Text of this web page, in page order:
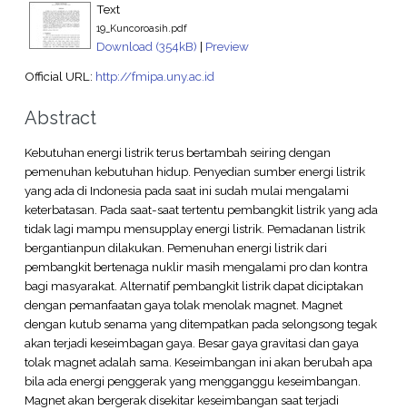
Text
19_Kuncoroasih.pdf
Download (354kB) | Preview
Official URL: http://fmipa.uny.ac.id
Abstract
Kebutuhan energi listrik terus bertambah seiring dengan
pemenuhan kebutuhan hidup. Penyedian sumber energi listrik
yang ada di Indonesia pada saat ini sudah mulai mengalami
keterbatasan. Pada saat-saat tertentu pembangkit listrik yang ada
tidak lagi mampu mensupplay energi listrik. Pemadanan listrik
bergantianpun dilakukan. Pemenuhan energi listrik dari
pembangkit bertenaga nuklir masih mengalami pro dan kontra
bagi masyarakat. Alternatif pembangkit listrik dapat diciptakan
dengan pemanfaatan gaya tolak menolak magnet. Magnet
dengan kutub senama yang ditempatkan pada selongsong tegak
akan terjadi keseimbagan gaya. Besar gaya gravitasi dan gaya
tolak magnet adalah sama. Keseimbangan ini akan berubah apa
bila ada energi penggerak yang mengganggu keseimbangan.
Magnet akan bergerak disekitar keseimbangan saat terjadi